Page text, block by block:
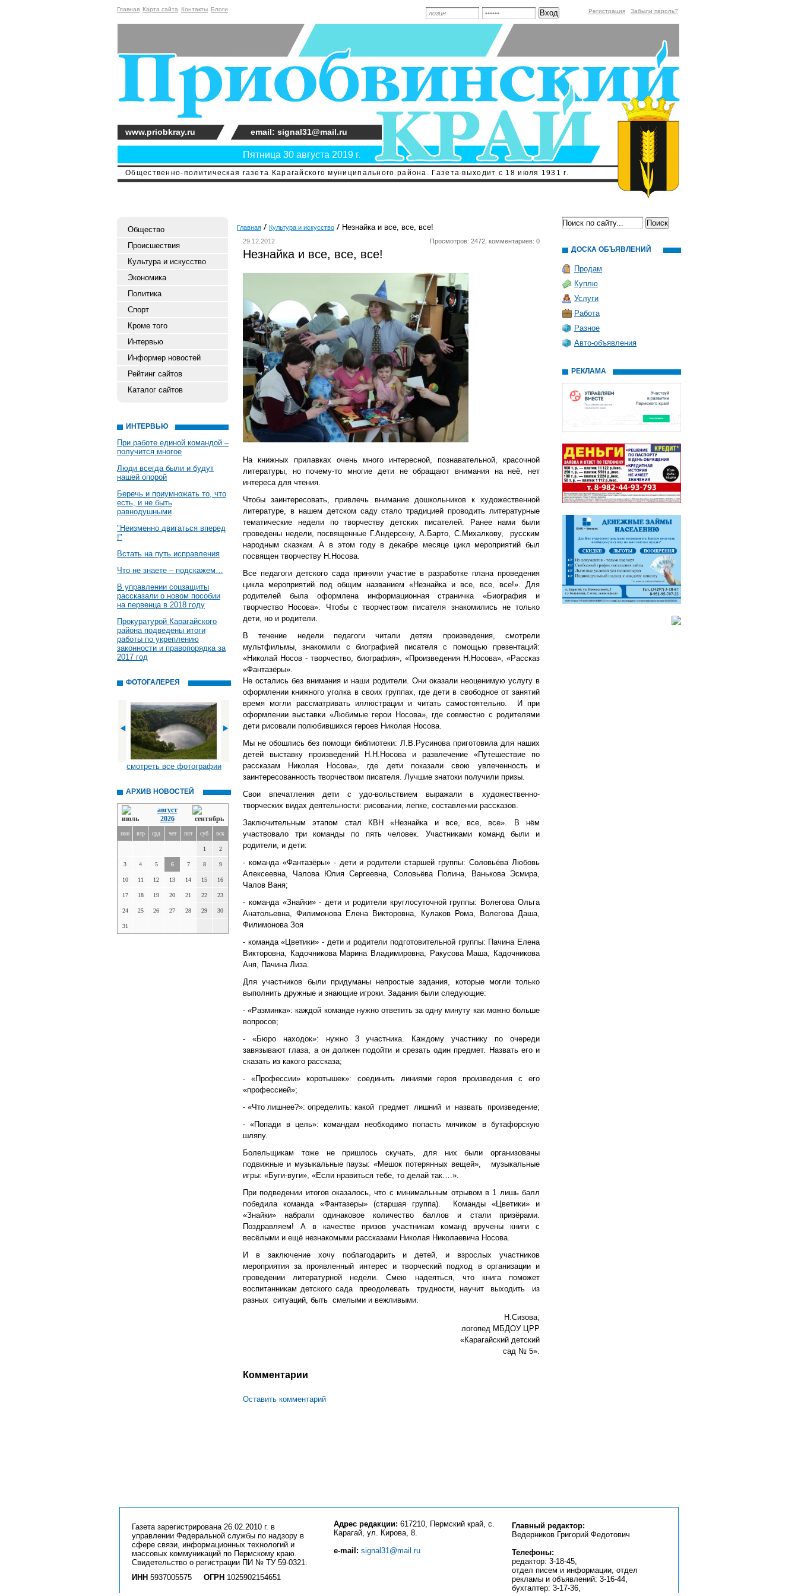
Главная Карта сайта Контакты Блоги Регистрация Забыли пароль?
Общественно-политическая газета Карагайского муниципального района. Газета выходит с 18 июля 1931 г.
Пятница 30 августа 2019 г.
www.priobkray.ru email: signal31@mail.ru
Общество
Происшествия
Культура и искусство
Экономика
Политика
Спорт
Кроме того
Интервью
Информер новостей
Рейтинг сайтов
Каталог сайтов
ИНТЕРВЬЮ
При работе единой командой –
получится многое
Люди всегда были и будут
нашей опорой
Беречь и приумножать то, что
есть, и не быть
равнодушными
"Неизменно двигаться вперед
!"
Встать на путь исправления
Что не знаете – подскажем…
В управлении соцзащиты
рассказали о новом пособии
на первенца в 2018 году
Прокуратурой Карагайского
района подведены итоги
работы по укреплению
законности и правопорядка за
2017 год
ФОТОГАЛЕРЕЯ
смотреть все фотографии
АРХИВ НОВОСТЕЙ
август
2026
пон втр срд чет пят суб вск
1 2
3 4 5 6 7 8 9
10 11 12 13 14 15 16
17 18 19 20 21 22 23
24 25 26 27 28 29 30
31
Главная Культура и искусство Незнайка и все, все, все!
29.12.2012 Просмотров: 2472, комментариев: 0
Незнайка и все, все, все!
На книжных прилавках очень много интересной, познавательной, красочной
литературы, но почему-то многие дети не обращают внимания на неё, нет
интереса для чтения.
Чтобы заинтересовать, привлечь внимание дошкольников к художественной
литературе, в нашем детском саду стало традицией проводить литературные
тематические недели по творчеству детских писателей. Ранее нами были
проведены недели, посвященные Г.Андерсену, А.Барто, С.Михалкову, русским
народным сказкам. А в этом году в декабре месяце цикл мероприятий был
посвящен творчеству Н.Носова.
Все педагоги детского сада приняли участие в разработке плана проведения
цикла мероприятий под общим названием «Незнайка и все, все, все!». Для
родителей была оформлена информационная страничка «Биография и
творчество Носова». Чтобы с творчеством писателя знакомились не только
дети, но и родители.
В течение недели педагоги читали детям произведения, смотрели
мультфильмы, знакомили с биографией писателя с помощью презентаций:
«Николай Носов - творчество, биография», «Произведения Н.Носова», «Рассказ
«Фантазёры».
Не остались без внимания и наши родители. Они оказали неоценимую услугу в
оформлении книжного уголка в своих группах, где дети в свободное от занятий
время могли рассматривать иллюстрации и читать самостоятельно. И при
оформлении выставки «Любимые герои Носова», где совместно с родителями
дети рисовали полюбившихся героев Николая Носова.
Мы не обошлись без помощи библиотеки: Л.В.Русинова приготовила для наших
детей выставку произведений Н.Н.Носова и развлечение «Путешествие по
рассказам Николая Носова», где дети показали свою увлеченность и
заинтересованность творчеством писателя. Лучшие знатоки получили призы.
Свои впечатления дети с удо-вольствием выражали в художественно-
творческих видах деятельности: рисовании, лепке, составлении рассказов.
Заключительным этапом стал КВН «Незнайка и все, все, все». В нём
участвовало три команды по пять человек. Участниками команд были и
родители, и дети:
- команда «Фантазёры» - дети и родители старшей группы: Соловьёва Любовь
Алексеевна, Чалова Юлия Сергеевна, Соловьёва Полина, Ванькова Эсмира,
Чалов Ваня;
- команда «Знайки» - дети и родители круглосуточной группы: Волегова Ольга
Анатольевна, Филимонова Елена Викторовна, Кулаков Рома, Волегова Даша,
Филимонова Зоя
- команда «Цветики» - дети и родители подготовительной группы: Пачина Елена
Викторовна, Кадочникова Марина Владимировна, Ракусова Маша, Кадочникова
Аня, Пачина Лиза.
Для участников были придуманы непростые задания, которые могли только
выполнить дружные и знающие игроки. Задания были следующие:
- «Разминка»: каждой команде нужно ответить за одну минуту как можно больше
вопросов;
- «Бюро находок»: нужно 3 участника. Каждому участнику по очереди
завязывают глаза, а он должен подойти и срезать один предмет. Назвать его и
сказать из какого рассказа;
- «Профессии» коротышек»: соединить линиями героя произведения с его
«профессией»;
- «Что лишнее?»: определить: какой предмет лишний и назвать произведение;
- «Попади в цель»: командам необходимо попасть мячиком в бутафорскую
шляпу.
Болельщикам тоже не пришлось скучать, для них были организованы
подвижные и музыкальные паузы: «Мешок потерянных вещей», музыкальные
игры: «Буги-вуги», «Если нравиться тебе, то делай так….».
При подведении итогов оказалось, что с минимальным отрывом в 1 лишь балл
победила команда «Фантазеры» (старшая группа). Команды «Цветики» и
«Знайки» набрали одинаковое количество баллов и стали призёрами.
Поздравляем! А в качестве призов участникам команд вручены книги с
весёлыми и ещё незнакомыми рассказами Николая Николаевича Носова.
И в заключение хочу поблагодарить и детей, и взрослых участников
мероприятия за проявленный интерес и творческий подход в организации и
проведении литературной недели. Смею надеяться, что книга поможет
воспитанникам детского сада преодолевать трудности, научит выходить из
разных ситуаций, быть смелыми и вежливыми.
Н.Сизова,
логопед МБДОУ ЦРР
«Карагайский детский
сад № 5».
Комментарии
Оставить комментарий
ДОСКА ОБЪЯВЛЕНИЙ
Продам
Куплю
Услуги
Работа
Разное
Авто-объявления
РЕКЛАМА
Газета зарегистрирована 26.02.2010 г. в
управлении Федеральной службы по надзору в
сфере связи, информационных технологий и
массовых коммуникаций по Пермскому краю.
Свидетельство о регистрации ПИ № ТУ 59-0321.
ИНН 5937005575 ОГРН 1025902154651
Адрес редакции: 617210, Пермский край, с.
Карагай, ул. Кирова, 8.
e-mail: signal31@mail.ru
Главный редактор:
Ведерников Григорий Федотович
Телефоны:
редактор: 3-18-45,
отдел писем и информации, отдел
рекламы и объявлений: 3-16-44,
бухгалтер: 3-17-36,